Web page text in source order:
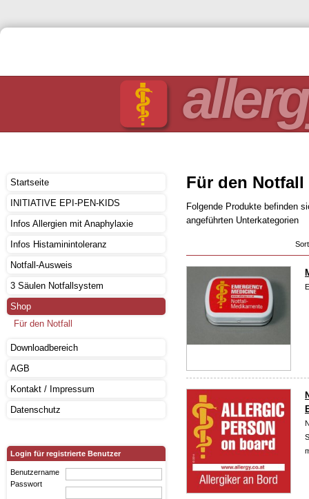
Startseite
INITIATIVE EPI-PEN-KIDS
Infos Allergien mit Anaphylaxie
Infos Histaminintoleranz
Notfall-Ausweis
3 Säulen Notfallsystem
Shop
Für den Notfall
Downloadbereich
AGB
Kontakt / Impressum
Datenschutz
Login für registrierte Benutzer
Benutzername
Passwort
Für den Notfall
Folgende Produkte befinden
angeführten Unterkategorien